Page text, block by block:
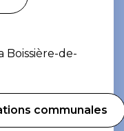
Boissière-de-
communales